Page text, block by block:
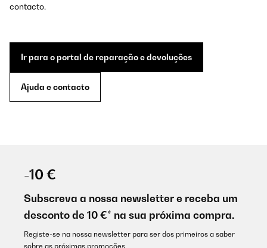
contacto.
Ir para o portal de reparação e devoluções
Ajuda e contacto
-10 €
Subscreva a nossa newsletter e receba um
desconto de 10 €* na sua próxima compra.
Registe-se na nossa newsletter para ser dos primeiros a saber
sobre as próximas promoções.